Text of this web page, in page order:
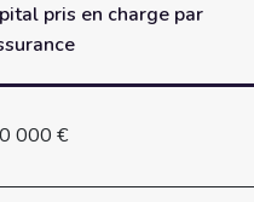
pris en charge par
000 €